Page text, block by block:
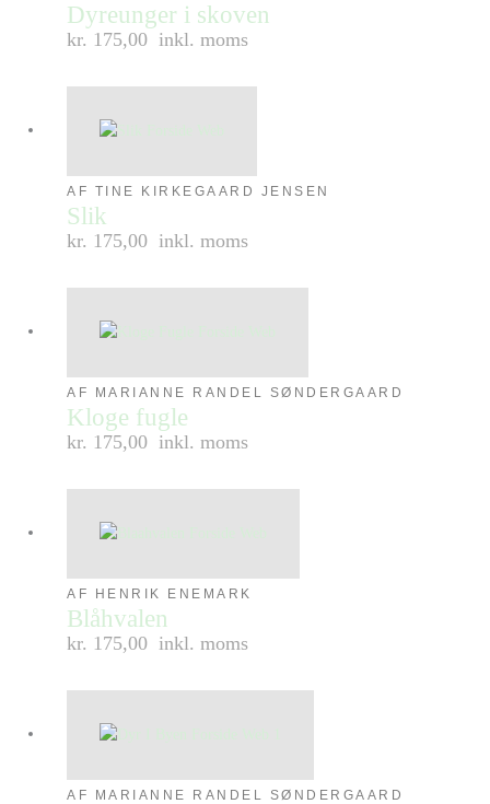
Dyreunger i skoven
kr. 175,00 inkl. moms
AF TINE KIRKEGAARD JENSEN
Slik
kr. 175,00 inkl. moms
AF MARIANNE RANDEL SØNDERGAARD
Kloge fugle
kr. 175,00 inkl. moms
AF HENRIK ENEMARK
Blåhvalen
kr. 175,00 inkl. moms
AF MARIANNE RANDEL SØNDERGAARD